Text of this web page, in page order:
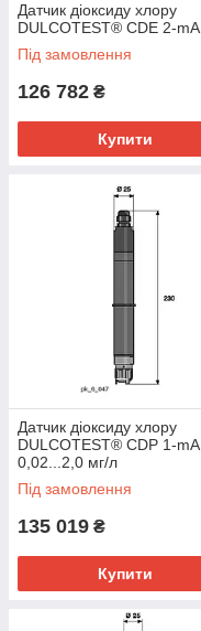
Датчик діоксиду хлору
DULCOTEST® CDE 2-mA
Під замовлення
126 782 ₴
Купити
Датчик діоксиду хлору
DULCOTEST® CDP 1-mA
0,02...2,0 мг/л
Під замовлення
135 019 ₴
Купити